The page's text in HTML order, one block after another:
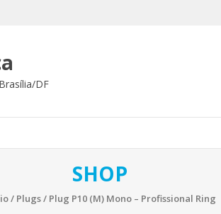
DF
SHOP
/ Plugs/ Plug P10 (M) Mono – Profissional Ring